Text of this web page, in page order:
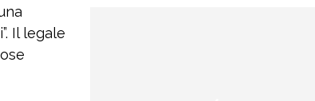
Il legale